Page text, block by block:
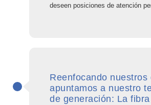
deseen posiciones de atención
Reenfocando nuestros
apuntamos a nuestro
de generación: La